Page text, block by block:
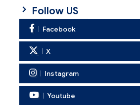
Follow US
Facebook
X
Instagram
Youtube